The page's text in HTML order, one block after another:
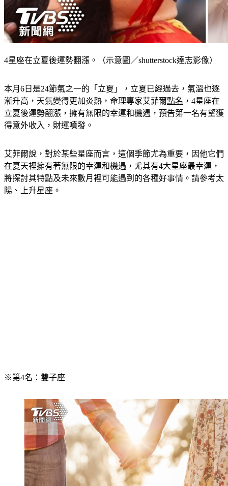
漸升高，天氣變得更加炎熱，命理專家艾菲爾點名，4星座在
立夏後運勢翻漲，擁有無限的幸運和機遇，預告第一名有望獲
得意外收入，財運噴發。
在夏天裡擁有著無限的幸運和機遇，尤其有4大星座最幸運，
將探討其特點及未來數月裡可能遇到的各種好事情。請參考太
陽、上升星座。